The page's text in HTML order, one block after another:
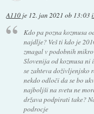
A110 je 12. jan 2021 ob 13:03
Kdo pa pozna kozmusa
najdlje? Veš ti kdo je
zmagal v podobnih
Slovenija od kozmusa ni
se zahteva doživljenjsko
nekdo odloči da se bo
najboljši na svetu ne
država podpirati take?
podrocje